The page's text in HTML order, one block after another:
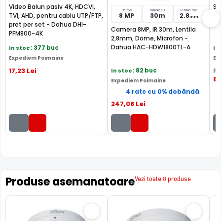
IR Mecanic autoretractabil ce filtreaza lumina in infrarosu
pe timpul zilei, pentru a evita anumitele defecte de
afisare a culorilor, iar pe timpul noptii acesta este retras
pentru a permite luminii in infrarosu sa treaca,
imbunatatind vizibilitatea camerei in modul alb/negru.
Video Balun pasiv 4K, HDCVI,
TVI, AHD, pentru cablu UTP/FTP,
pret per set - Dahua DHI-
PFM800-4K
In stoc: 377 buc
Expediem Poimaine
17,23 Lei
15 fps
8 MP
Infrarosu
30m
lentila fixa
2.8mm
Camera 8MP, IR 30m, Lentila
2,8mm, Dome, Microfon -
Dahua HAC-HDW1800TL-A
In stoc: 82 buc
Expediem Poimaine
4 rate cu 0% dobândă
247,08 Lei
-
In
82
Produse asemanatoareVezi toate 8 produse